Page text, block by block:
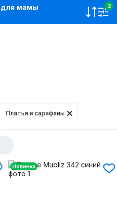
для мамы 2
Платья и сарафаны
Новинка